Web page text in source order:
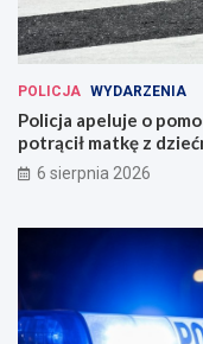
POLICJA WYDARZENIA
Policja apeluje o
potrącił matkę z
6 sierpnia 2026